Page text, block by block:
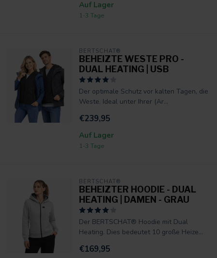
Auf Lager
1-3 Tage
BERTSCHAT®
BEHEIZTE WESTE PRO -
DUAL HEATING | USB
Der optimale Schutz vor kalten Tagen, die
Weste. Ideal unter Ihrer (Ar...
€239,95
Auf Lager
1-3 Tage
BERTSCHAT®
BEHEIZTER HOODIE - DUAL
HEATING | DAMEN - GRAU
Der BERTSCHAT® Hoodie mit Dual
Heating. Dies bedeutet 10 große Heize...
€169,95